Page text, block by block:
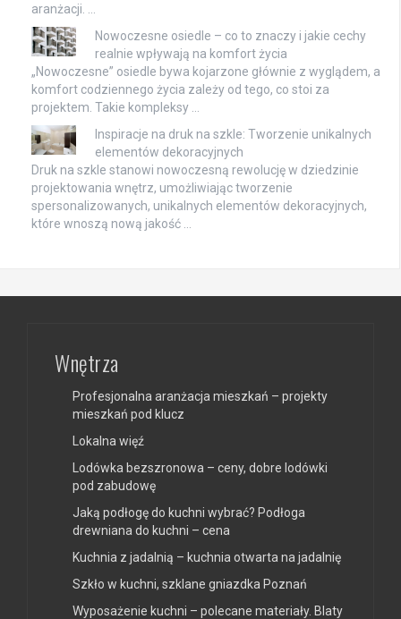
aranżacji. …
Nowoczesne osiedle – co to znaczy i jakie cechy
realnie wpływają na komfort życia
„Nowoczesne” osiedle bywa kojarzone głównie z wyglądem, a
komfort codziennego życia zależy od tego, co stoi za
projektem. Takie kompleksy …
Inspiracje na druk na szkle: Tworzenie unikalnych
elementów dekoracyjnych
Druk na szkle stanowi nowoczesną rewolucję w dziedzinie
projektowania wnętrz, umożliwiając tworzenie
spersonalizowanych, unikalnych elementów dekoracyjnych,
które wnoszą nową jakość …
Wnętrza
Profesjonalna aranżacja mieszkań – projekty
mieszkań pod klucz
Lokalna więź
Lodówka bezszronowa – ceny, dobre lodówki
pod zabudowę
Jaką podłogę do kuchni wybrać? Podłoga
drewniana do kuchni – cena
Kuchnia z jadalnią – kuchnia otwarta na jadalnię
Szkło w kuchni, szklane gniazdka Poznań
Wyposażenie kuchni – polecane materiały. Blaty